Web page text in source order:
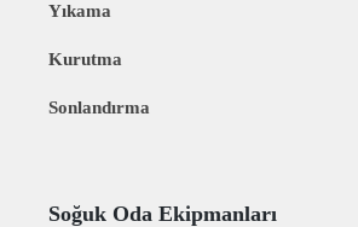
Yıkama
Kurutma
Sonlandırma
Soğuk Oda Ekipmanları